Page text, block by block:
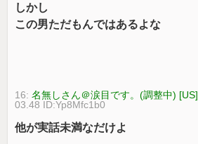
しかし
この男ただもんではあるよな
16:名無しさん＠涙目です。(調整中) [US]
03.48 ID:Yp8Mfc1b0
他が実話未満なだけよ